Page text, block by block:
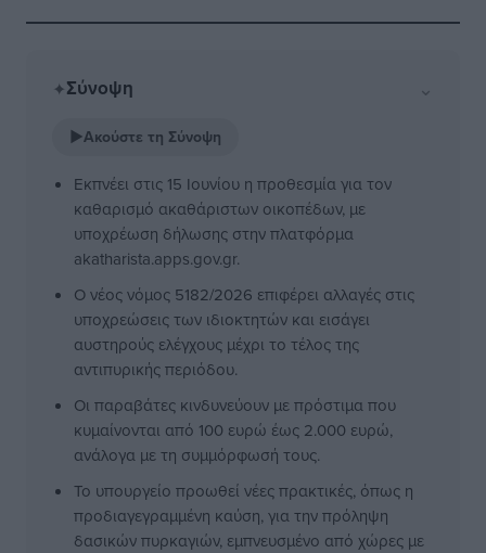
✦Σύνοψη ⌄
▶Ακούστε τη Σύνοψη
Εκπνέει στις 15 Ιουνίου η προθεσμία για τον
καθαρισμό ακαθάριστων οικοπέδων, με
υποχρέωση δήλωσης στην πλατφόρμα
akatharista.apps.gov.gr.
Ο νέος νόμος 5182/2026 επιφέρει αλλαγές στις
υποχρεώσεις των ιδιοκτητών και εισάγει
αυστηρούς ελέγχους μέχρι το τέλος της
αντιπυρικής περιόδου.
Οι παραβάτες κινδυνεύουν με πρόστιμα που
κυμαίνονται από 100 ευρώ έως 2.000 ευρώ,
ανάλογα με τη συμμόρφωσή τους.
Το υπουργείο προωθεί νέες πρακτικές, όπως η
προδιαγεγραμμένη καύση, για την πρόληψη
δασικών πυρκαγιών, εμπνευσμένο από χώρες με